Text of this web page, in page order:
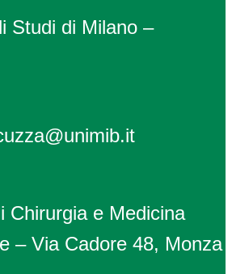
Studi di Milano –
Chirurgia e Medicina
– Via Cadore 48, Monza